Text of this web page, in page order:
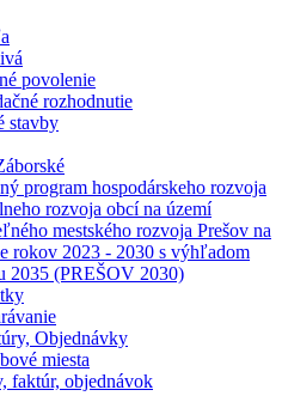
povolenie
rozhodnutie
stavby
program hospodárskeho rozvoja
rozvoja obcí na území
mestského rozvoja Prešov na
rokov 2023 - 2030 s výhľadom
2035 (PREŠOV 2030)
Objednávky
miesta
faktúr, objednávok